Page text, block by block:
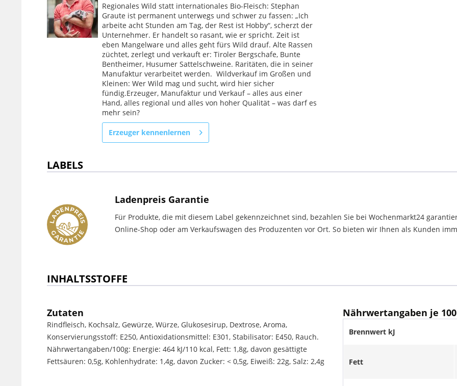
Regionales Wild statt internationales Bio-Fleisch: Stephan
Graute ist permanent unterwegs und schwer zu fassen: „Ich
arbeite acht Stunden am Tag, der Rest ist Hobby“, scherzt der
Unternehmer. Er handelt so rasant, wie er spricht. Zeit ist
eben Mangelware und alles geht fürs Wild drauf. Alte Rassen
züchtet, zerlegt und verkauft er: Tiroler Bergschafe, Bunte
Bentheimer, Husumer Sattelschweine. Raritäten, die in seiner
Manufaktur verarbeitet werden. Wildverkauf im Großen und
Kleinen: Wer Wild mag und sucht, wird hier sicher
fündig.Erzeuger, Manufaktur und Verkauf – alles aus einer
Hand, alles regional und alles von hoher Qualität – was darf es
mehr sein?
Erzeuger kennenlernen
LABELS
Ladenpreis Garantie
Für Produkte, die mit diesem Label gekennzeichnet sind, bezahlen Sie bei Wochenmarkt24
Online-Shop oder am Verkaufswagen des Produzenten vor Ort. So bieten wir Ihnen als Kunden
INHALTSSTOFFE
Zutaten
Rindfleisch, Kochsalz, Gewürze, Würze, Glukosesirup, Dextrose, Aroma,
Konservierungsstoff: E250, Antioxidationsmittel: E301, Stabilisator: E450, Rauch.
Nährwertangaben/100g: Energie: 464 kJ/110 kcal, Fett: 1,8g, davon gesättigte
Fettsäuren: 0,5g, Kohlenhydrate: 1,4g, davon Zucker: < 0,5g, Eiweiß: 22g, Salz: 2,4g
Nährwertangaben je
Brennwert kJ
Fett